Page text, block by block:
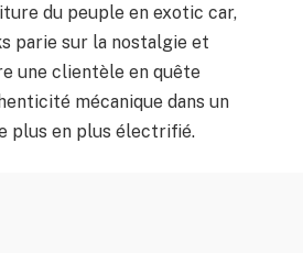
du peuple en exotic car,
parie sur la nostalgie et
une clientèle en quête
mécanique dans un
plus en plus électrifié.